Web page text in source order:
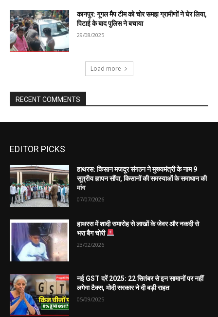
EDITOR PICKS
हाथरस: किसान मजदूर संगठन ने मुख्यमंत्री के नाम 9
सूत्रीय ज्ञापन सौंपा, किसानों की समस्याओं के समाधान की
मांग
07/07/2026
हाथरस में शादी समारोह से लाखों के जेवर और नकदी से
भरा बैग चोरी
23/02/2026
नई GST दरें 2025: 22 सितंबर से इन सामानों पर नहीं
लगेगा टैक्स, मोदी सरकार ने दी बड़ी राहत
05/09/2025